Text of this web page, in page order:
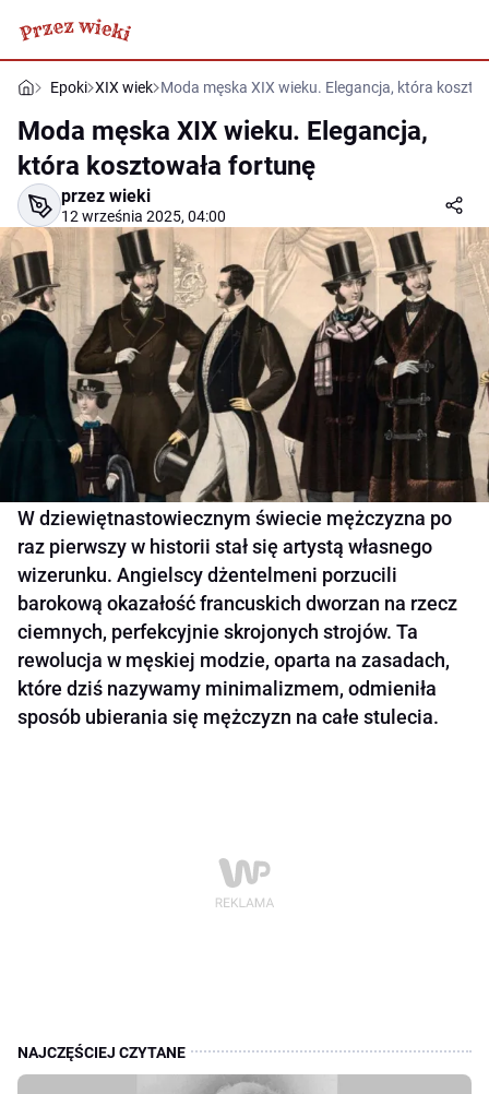
Epoki XIX wiek Moda męska XIX wieku. Elegancja, która
Moda męska XIX wieku. Elegancja,
która kosztowała fortunę
przez wieki
12 września 2025, 04:00
W dziewiętnastowiecznym świecie mężczyzna po
raz pierwszy w historii stał się artystą własnego
wizerunku. Angielscy dżentelmeni porzucili
barokową okazałość francuskich dworzan na rzecz
ciemnych, perfekcyjnie skrojonych strojów. Ta
rewolucja w męskiej modzie, oparta na zasadach,
które dziś nazywamy minimalizmem, odmieniła
sposób ubierania się mężczyzn na całe stulecia.